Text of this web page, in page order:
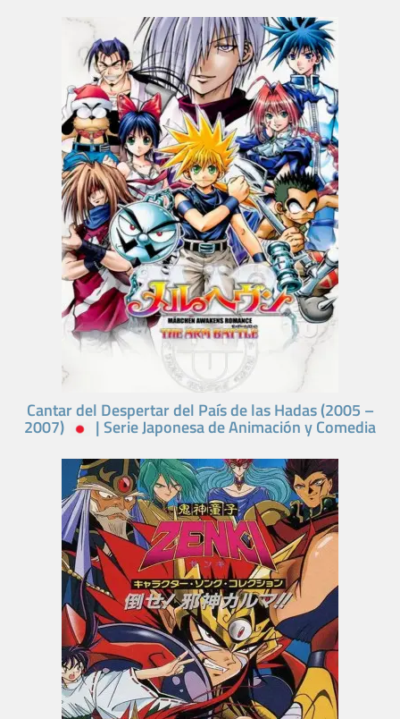
Cantar del Despertar del País de las Hadas (2005 –
2007) | Serie Japonesa de Animación y Comedia